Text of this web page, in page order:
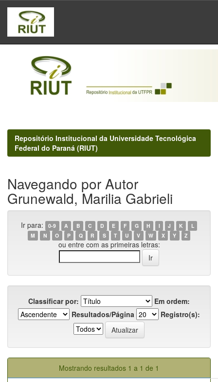
Skip
navigation
Repositório Institucional da Universidade Tecnológica
Federal do Paraná (RIUT)
Navegando por Autor
Grunewald, Marilia Gabrieli
Ir para: 0-9 A B C D E F G H I J K
L
M
N O P Q R S T U V W X Y Z
ou entre com as primeiras letras:
Classificar por:
Em ordem:
Resultados/Página
Registro(s):
Mostrando resultados 1 a 1 de 1